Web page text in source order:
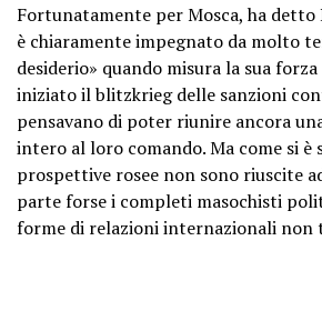
Fortunatamente per Mosca, ha detto
è chiaramente impegnato da molto
desiderio» quando misura la sua
iniziato il blitzkrieg delle sanzioni
pensavano di poter riunire ancora
intero al loro comando. Ma come si
prospettive rosee non sono riuscite
parte forse i completi masochisti
forme di relazioni internazionali non